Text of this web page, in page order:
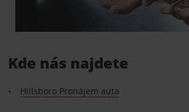
Kde nás najdete
Hillsboro Pronájem auta